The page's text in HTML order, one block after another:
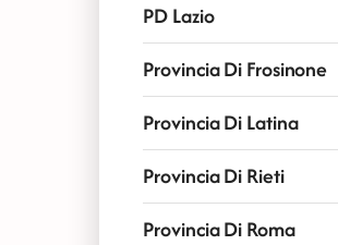
PD Lazio
Provincia Di Frosinone
Provincia Di Latina
Provincia Di Rieti
Provincia Di Roma